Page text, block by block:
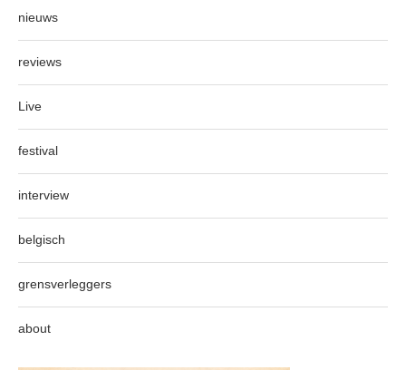
nieuws
reviews
Live
festival
interview
belgisch
grensverleggers
about